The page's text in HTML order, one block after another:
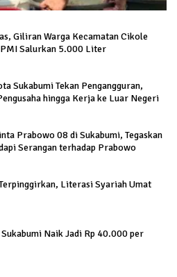
Giliran Warga Kecamatan Cikole
Salurkan 5.000 Liter
Sukabumi Tekan Pengangguran,
hingga Kerja ke Luar Negeri
Prabowo 08 di Sukabumi, Tegaskan
Serangan terhadap Prabowo
Literasi Syariah Umat
Naik Jadi Rp 40.000 per